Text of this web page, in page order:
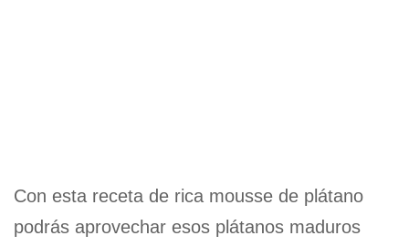
Con esta receta de rica mousse de plátano
podrás aprovechar esos plátanos maduros